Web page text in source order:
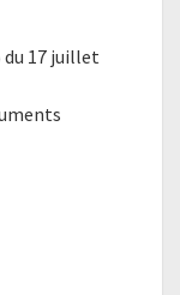
du 17 juillet